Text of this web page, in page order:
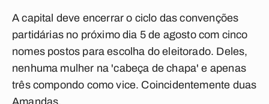
A capital deve encerrar o ciclo das convenções
partidárias no próximo dia 5 de agosto com cinco
nomes postos para escolha do eleitorado. Deles,
nenhuma mulher na 'cabeça de chapa' e apenas
três compondo como vice. Coincidentemente duas
Amandas.